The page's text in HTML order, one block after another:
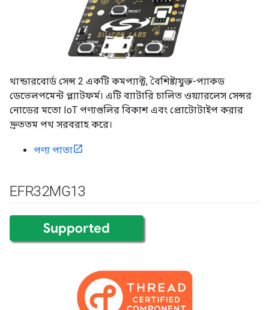
থান্ডারবোর্ড সেন্স 2 একটি কমপ্যাক্ট, বৈশিষ্ট্যযুক্ত-প্যাকড
ডেভেলপমেন্ট প্ল্যাটফর্ম। এটি ব্যাটারি চালিত ওয়্যারলেস সেন্সর
নোডের মতো IoT পণ্যগুলির বিকাশ এবং প্রোটোটাইপ করার
দ্রুততম পথ সরবরাহ করে।
পণ্য পাতা
EFR32MG13